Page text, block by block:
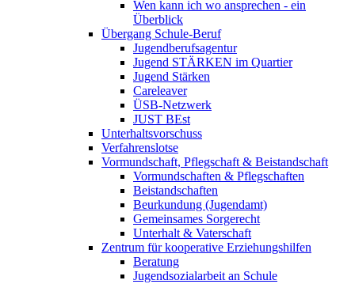
Wen kann ich wo ansprechen - ein
Überblick
Übergang Schule-Beruf
Jugendberufsagentur
Jugend STÄRKEN im Quartier
Jugend Stärken
Careleaver
ÜSB-Netzwerk
JUST BEst
Unterhaltsvorschuss
Verfahrenslotse
Vormundschaft, Pflegschaft & Beistandschaft
Vormundschaften & Pflegschaften
Beistandschaften
Beurkundung (Jugendamt)
Gemeinsames Sorgerecht
Unterhalt & Vaterschaft
Zentrum für kooperative Erziehungshilfen
Beratung
Jugendsozialarbeit an Schule